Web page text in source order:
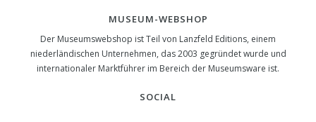
MUSEUM-WEBSHOP
Der Museumswebshop ist Teil von Lanzfeld Editions, einem
niederländischen Unternehmen, das 2003 gegründet wurde und
internationaler Marktführer im Bereich der Museumsware ist.
SOCIAL